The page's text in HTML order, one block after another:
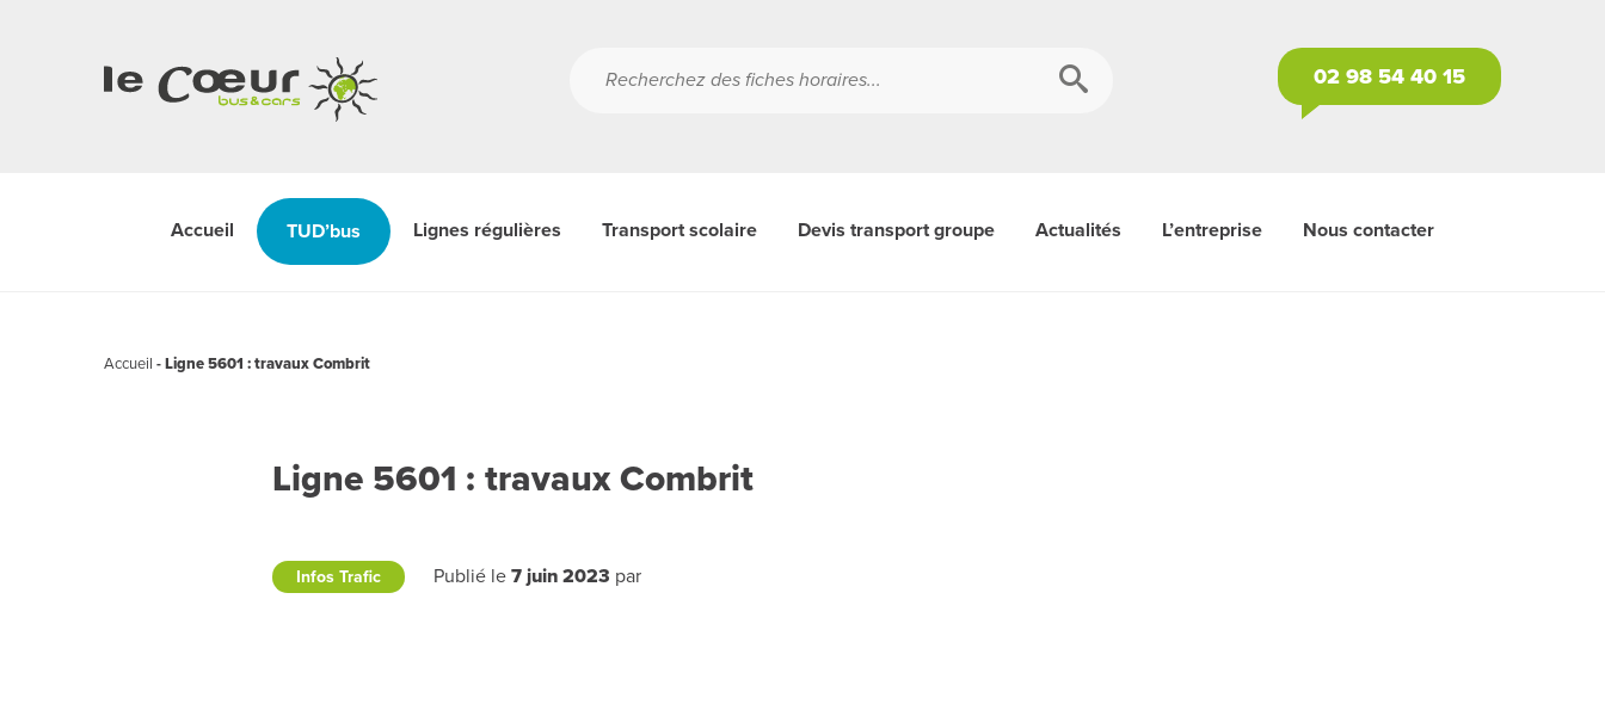
02 98 54 40 15
Accueil TUD’bus Lignes régulières Transport scolaire Devis transport groupe Actualités L’entreprise Nous contacter
Accueil -Ligne 5601 : travaux Combrit
Ligne 5601 : travaux Combrit
Infos Trafic Publié le7 juin 2023 par